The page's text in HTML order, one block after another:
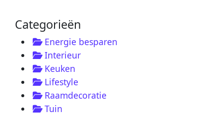
Categorieën
Energie besparen
Interieur
Keuken
Lifestyle
Raamdecoratie
Tuin